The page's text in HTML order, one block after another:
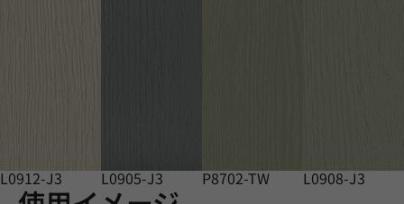
L0912-J3 L0905-J3 P8702-TW L0908-J3